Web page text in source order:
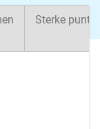
Sterke